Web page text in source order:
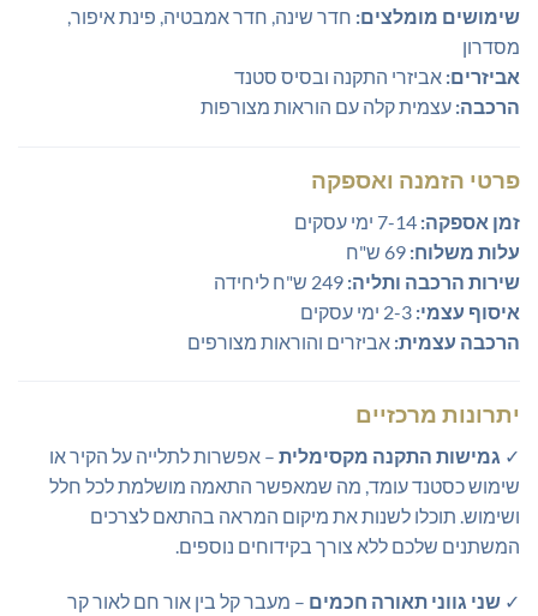
שימושים מומלצים: חדר שינה, חדר אמבטיה, פינת איפור,
מסדרון
אביזרים: אביזרי התקנה ובסיס סטנד
הרכבה: עצמית קלה עם הוראות מצורפות
פרטי הזמנה ואספקה
זמן אספקה:
עלות משלוח:
שירות הרכבה ותליה:
איסוף עצמי:
הרכבה עצמית: אביזרים והוראות מצורפים
יתרונות מרכזיים
✓ גמישות התקנה מקסימלית – אפשרות לתלייה על הקיר או
שימוש כסטנד עומד, מה שמאפשר התאמה מושלמת לכל חלל
ושימוש. תוכלו לשנות את מיקום המראה בהתאם לצרכים
המשתנים שלכם ללא צורך בקידוחים נוספים.
✓ שני גווני תאורה חכמים – מעבר קל בין אור חם לאור קר